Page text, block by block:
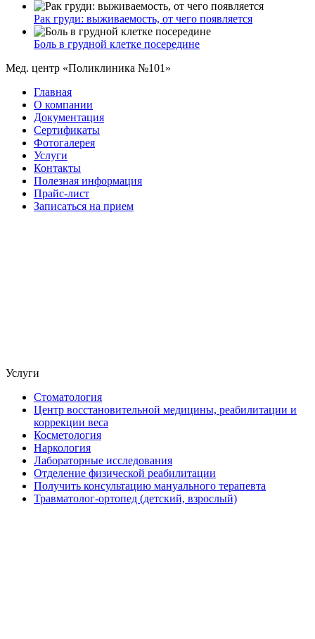
Рак груди: выживаемость, от чего появляется
Боль в грудной клетке посередине
Мед. центр «Поликлиника №101»
Главная
О компании
Документация
Сертификаты
Фотогалерея
Услуги
Контакты
Полезная информация
Прайс-лист
Записаться на прием
Услуги
Стоматология
Центр восстановительной медицины, реабилитации и
коррекции веса
Косметология
Наркология
Лабораторные исследования
Отделение физической реабилитации
Получить консультацию мануального терапевта
Травматолог-ортопед (детский, взрослый)